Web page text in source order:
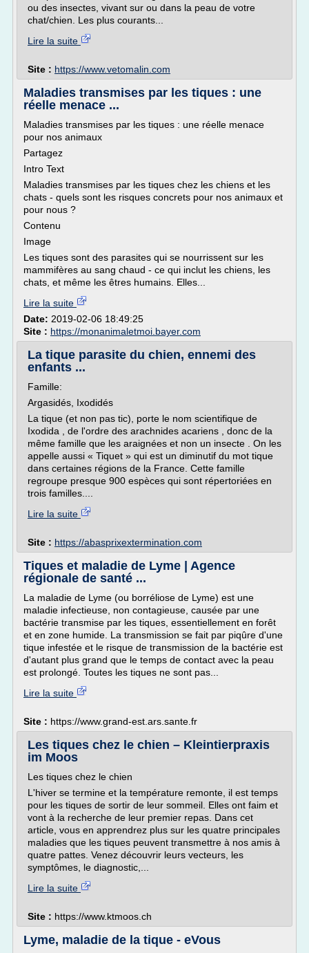
ou des insectes, vivant sur ou dans la peau de votre
chat/chien. Les plus courants...
Lire la suite
Site : https://www.vetomalin.com
Maladies transmises par les tiques : une
réelle menace ...
Maladies transmises par les tiques : une réelle menace
pour nos animaux
Partagez
Intro Text
Maladies transmises par les tiques chez les chiens et les
chats - quels sont les risques concrets pour nos animaux et
pour nous ?
Contenu
Image
Les tiques sont des parasites qui se nourrissent sur les
mammifères au sang chaud - ce qui inclut les chiens, les
chats, et même les êtres humains. Elles...
Lire la suite
Date: 2019-02-06 18:49:25
Site : https://monanimaletmoi.bayer.com
La tique parasite du chien, ennemi des
enfants ...
Famille:
Argasidés, Ixodidés
La tique (et non pas tic), porte le nom scientifique de
Ixodida , de l'ordre des arachnides acariens , donc de la
même famille que les araignées et non un insecte . On les
appelle aussi « Tiquet » qui est un diminutif du mot tique
dans certaines régions de la France. Cette famille
regroupe presque 900 espèces qui sont répertoriées en
trois familles....
Lire la suite
Site : https://abasprixextermination.com
Tiques et maladie de Lyme | Agence
régionale de santé ...
La maladie de Lyme (ou borréliose de Lyme) est une
maladie infectieuse, non contagieuse, causée par une
bactérie transmise par les tiques, essentiellement en forêt
et en zone humide. La transmission se fait par piqûre d'une
tique infestée et le risque de transmission de la bactérie est
d'autant plus grand que le temps de contact avec la peau
est prolongé. Toutes les tiques ne sont pas...
Lire la suite
Site : https://www.grand-est.ars.sante.fr
Les tiques chez le chien – Kleintierpraxis
im Moos
Les tiques chez le chien
L'hiver se termine et la température remonte, il est temps
pour les tiques de sortir de leur sommeil. Elles ont faim et
vont à la recherche de leur premier repas. Dans cet
article, vous en apprendrez plus sur les quatre principales
maladies que les tiques peuvent transmettre à nos amis à
quatre pattes. Venez découvrir leurs vecteurs, les
symptômes, le diagnostic,...
Lire la suite
Site : https://www.ktmoos.ch
Lyme, maladie de la tique - eVous